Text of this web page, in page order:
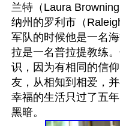
兰特（Laura
纳州的罗利市（
军队的时候他是一名
拉是一名普拉提教练
识，因为有相同的信
友，从相知到相爱，
幸福的生活只过了五